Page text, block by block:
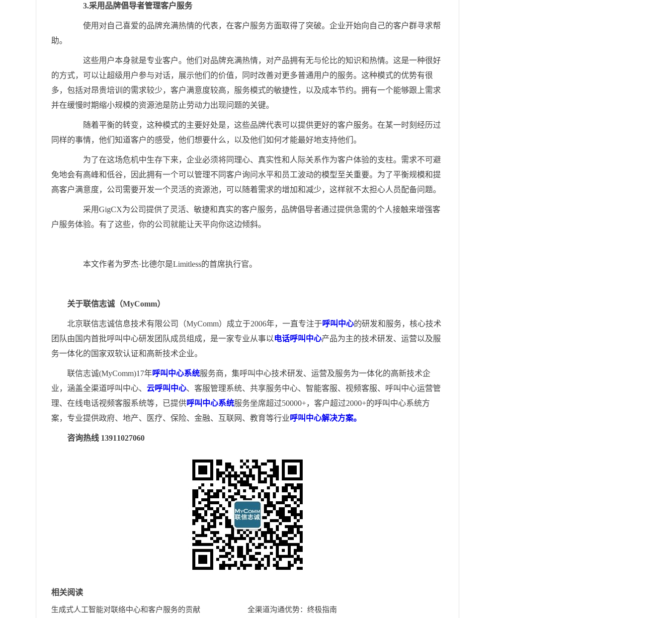
3.采用品牌倡导者管理客户服务
使用对自己喜爱的品牌充满热情的代表，在客户服务方面取得了突破。企业开始向自己的客户群寻求帮
助。
这些用户本身就是专业客户。他们对品牌充满热情，对产品拥有无与伦比的知识和热情。这是一种很好
的方式，可以让超级用户参与对话，展示他们的价值，同时改善对更多普通用户的服务。这种模式的优势有很
多，包括对昂贵培训的需求较少，客户满意度较高，服务模式的敏捷性，以及成本节约。拥有一个能够跟上需求
并在缓慢时期缩小规模的资源池是防止劳动力出现问题的关键。
随着平衡的转变，这种模式的主要好处是，这些品牌代表可以提供更好的客户服务。在某一时刻经历过
同样的事情，他们知道客户的感受，他们想要什么，以及他们如何才能最好地支持他们。
为了在这场危机中生存下来，企业必须将同理心、真实性和人际关系作为客户体验的支柱。需求不可避
免地会有高峰和低谷，因此拥有一个可以管理不同客户询问水平和员工波动的模型至关重要。为了平衡规模和提
高客户满意度，公司需要开发一个灵活的资源池，可以随着需求的增加和减少，这样就不太担心人员配备问题。
采用GigCX为公司提供了灵活、敏捷和真实的客户服务，品牌倡导者通过提供急需的个人接触来增强客
户服务体验。有了这些，你的公司就能让天平向你这边倾斜。
本文作者为罗杰·比德尔是Limitless的首席执行官。
关于联信志诚（MyComm）
北京联信志诚信息技术有限公司（MyComm）成立于2006年，一直专注于呼叫中心的研发和服务，核心技术
团队由国内首批呼叫中心研发团队成员组成，是一家专业从事以 电话呼叫中心产品为主的技术研发、运营以及服
务一体化的国家双软认证和高新技术企业。
联信志诚(MyComm)17年呼叫中心系统服务商，集呼叫中心技术研发、运营及服务为一体化的高新技术企
业，涵盖全渠道呼叫中心、 云呼叫中心、客服管理系统、共享服务中心、智能客服、视频客服、呼叫中心运营管
理、在线电话视频客服系统等，已提供呼叫中心系统服务坐席超过50000+，客户超过2000+的呼叫中心系统方
案，专业提供政府、地产、医疗、保险、金融、互联网、教育等行业 呼叫中心解决方案。
咨询热线 13911027060
相关阅读
生成式人工智能对联络中心和客户服务的贡献 全渠道沟通优势：终极指南